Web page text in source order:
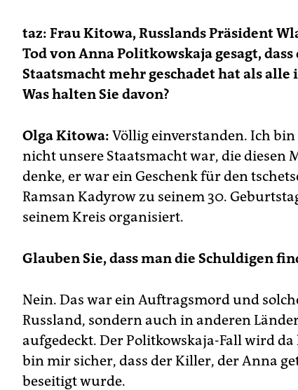
taz: Frau Kitowa, Russlands Präsident
Tod von Anna Politkowskaja gesagt,
Staatsmacht mehr geschadet hat als
Was halten Sie davon?
Olga Kitowa: Völlig einverstanden. Ich bin
nicht unsere Staatsmacht war, die diesen
denke, er war ein Geschenk für den
Ramsan Kadyrow zu seinem 30.
seinem Kreis organisiert.
Glauben Sie, dass man die Schuldigen
Nein. Das war ein Auftragsmord und
Russland, sondern auch in anderen
aufgedeckt. Der Politkowskaja-Fall wird
bin mir sicher, dass der Killer, der Anna
beseitigt wurde.